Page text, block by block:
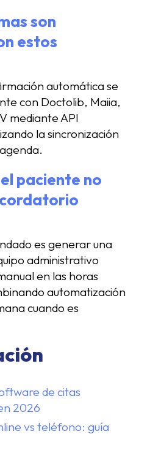
son
estos
automática se
con Doctolib, Maiia,
mediante API
la sincronización
paciente no
es generar una
administrativo
en las horas
automatización
cuando es
de citas
2026
vs teléfono: guía